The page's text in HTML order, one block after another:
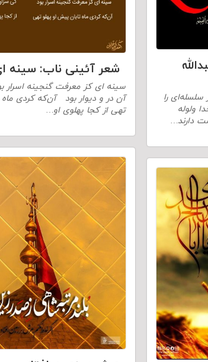
شعر آئینی ناب: سینه
سینه ای کز معرفت گنجینه اسرار
آن در و دیوار بود آن‌که کردی ماه
تهی از کجا پهلوی او…
را
ولوله
دارند…